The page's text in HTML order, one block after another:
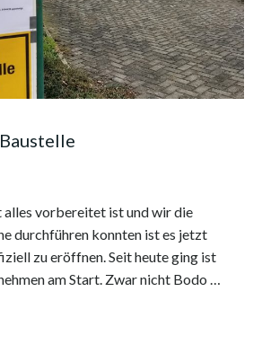
alles vorbereitet ist und wir die
durchführen konnten ist es jetzt
zu eröffnen. Seit heute ging ist
am Start. Zwar nicht Bodo …